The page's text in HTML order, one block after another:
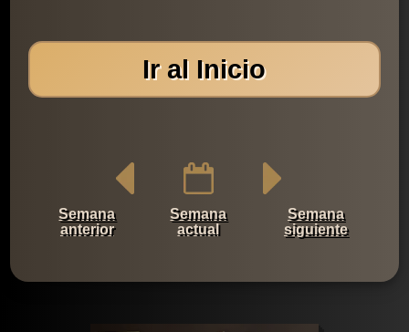
Ir al Inicio
Semana
anterior
Semana
actual
Semana
siguiente